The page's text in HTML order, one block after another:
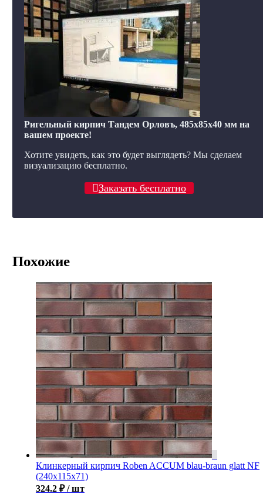
Ригельный кирпич Тандем Орловъ, 485x85x40 мм на
вашем проекте!
Хотите увидеть, как это будет выглядеть? Мы сделаем
визуализацию бесплатно.
Заказать бесплатно
Похожие
Клинкерный кирпич Roben ACCUM blau-braun glatt NF
(240х115х71)
324.2 ₽ / шт